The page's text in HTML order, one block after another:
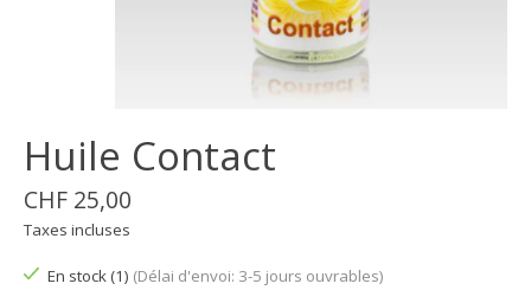
Huile Contact
CHF 25,00
Taxes incluses
En stock (1) (Délai d'envoi: 3-5 jours ouvrables)